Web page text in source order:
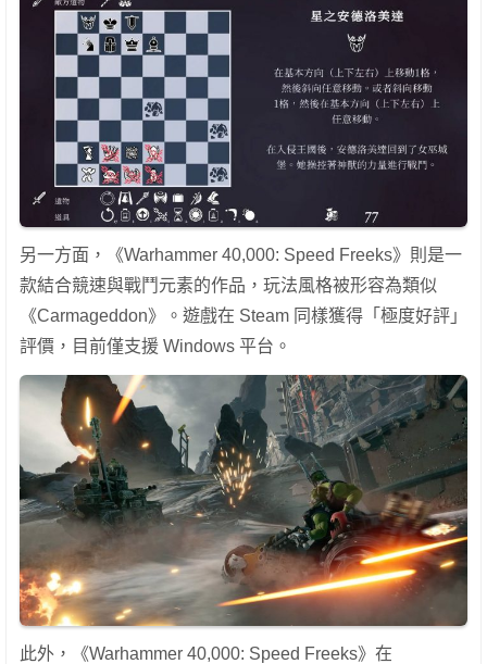
另一方面，《Warhammer 40,000: Speed Freeks》則是一
款結合競速與戰鬥元素的作品，玩法風格被形容為類似
《Carmageddon》。遊戲在 Steam 同樣獲得「極度好評」
評價，目前僅支援 Windows 平台。
此外，《Warhammer 40,000: Speed Freeks》在